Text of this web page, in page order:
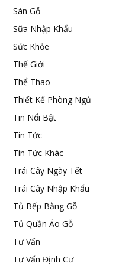
Sàn Gỗ
Sữa Nhập Khẩu
Sức Khỏe
Thế Giới
Thể Thao
Thiết Kế Phòng Ngủ
Tin Nổi Bật
Tin Tức
Tin Tức Khác
Trái Cây Ngày Tết
Trái Cây Nhập Khẩu
Tủ Bếp Bằng Gỗ
Tủ Quần Áo Gỗ
Tư Vấn
Tư Vấn Định Cư